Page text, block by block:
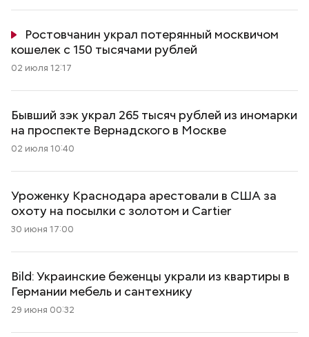
Ростовчанин украл потерянный москвичом
кошелек с 150 тысячами рублей
02 июля 12:17
Бывший зэк украл 265 тысяч рублей из иномарки
на проспекте Вернадского в Москве
02 июля 10:40
Уроженку Краснодара арестовали в США за
охоту на посылки с золотом и Cartier
30 июня 17:00
Bild: Украинские беженцы украли из квартиры в
Германии мебель и сантехнику
29 июня 00:32